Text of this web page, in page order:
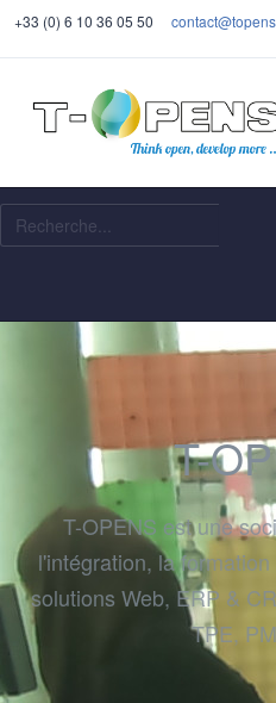
+33 (0) 6 10 36 05 50
T-
T-OPENS est une
l'intégration, la
solutions Web, ERP &
TPE,